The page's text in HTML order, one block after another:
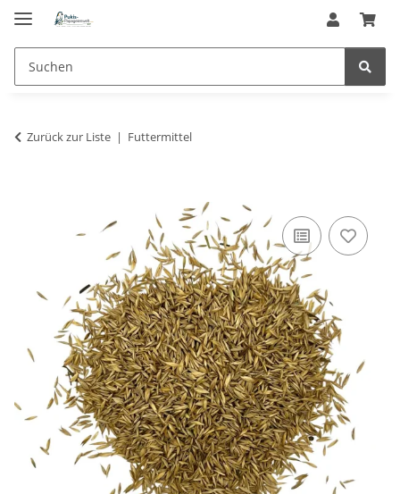
Zurück zur Liste Futtermittel